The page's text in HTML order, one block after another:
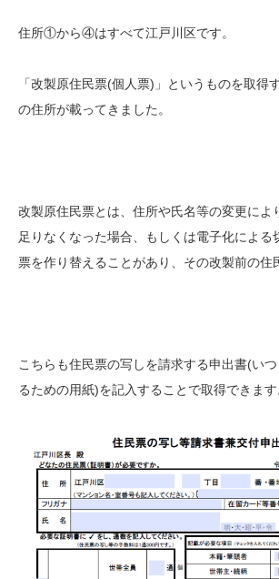
住所①から④はすべて江戸川区です。
「改製原住民票(個人票)」というものを取得
の住所が載ってきました。
改製原住民票とは、住所や氏名等の変更によ
足りなくなった場合、もしくは電子化による
票を作り替えることがあり、その改製前の住
こちらも住民票の写しを請求する申出書(い
るための用紙)を記入することで取得できます